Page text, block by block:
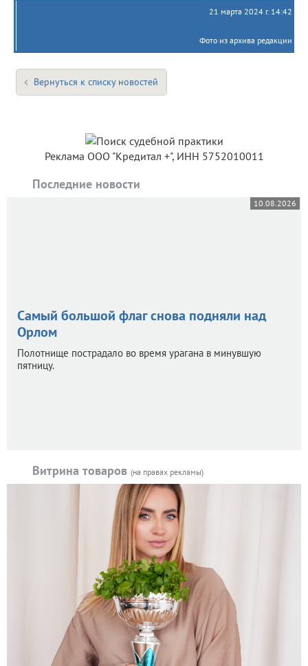
21 марта 2024 г. 14:42
Фото из архива редакции
Вернуться к списку новостей
Реклама ООО "Кредитал +", ИНН 5752010011
Последние новости
10.08.2026
Самый большой флаг снова подняли над
Орлом
Полотнище пострадало во время урагана в минувшую
пятницу.
Витрина товаров (на правах рекламы)